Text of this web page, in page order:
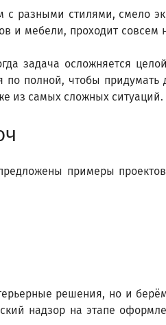
разными стилями, смело
и мебели, проходит совсем
задача осложняется
полной, чтобы придумать
из самых сложных ситуаций.
примеры
решения, но и
надзор на этапе